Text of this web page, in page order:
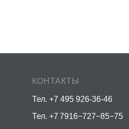
КОНТАКТЫ
Тел. +7 495 926-36-46
Тел. +7 7916−727−85−75